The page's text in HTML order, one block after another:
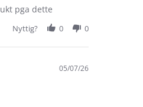
pga dette
Nyttig? 0 0
05/07/26